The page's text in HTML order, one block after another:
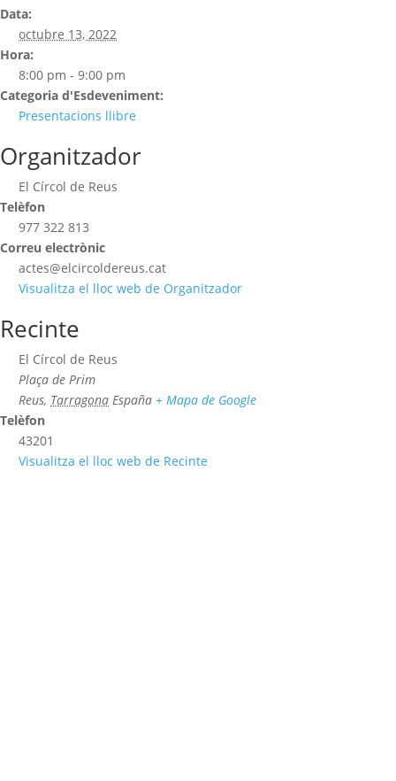
Data:
octubre 13, 2022
Hora:
8:00 pm - 9:00 pm
Categoria d'Esdeveniment:
Presentacions llibre
Organitzador
El Círcol de Reus
Telèfon
977 322 813
Correu electrònic
actes@elcircoldereus.cat
Visualitza el lloc web de Organitzador
Recinte
El Círcol de Reus
Plaça de Prim
Reus, Tarragona España + Mapa de Google
Telèfon
43201
Visualitza el lloc web de Recinte